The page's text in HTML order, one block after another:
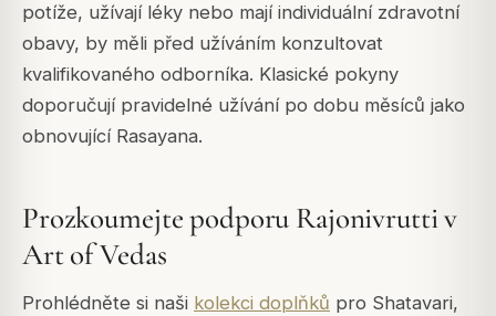
potíže, užívají léky nebo mají individuální zdravotní
obavy, by měli před užíváním konzultovat
kvalifikovaného odborníka. Klasické pokyny
doporučují pravidelné užívání po dobu měsíců jako
obnovující Rasayana.
Prozkoumejte podporu Rajonivrutti v
Art of Vedas
Prohlédněte si naši kolekci doplňků pro Shatavari,